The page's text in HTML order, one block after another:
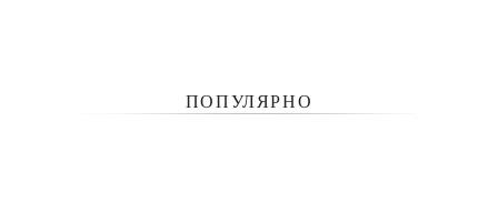
ПОПУЛЯРНО